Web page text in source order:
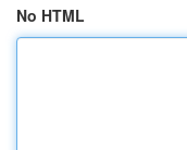
No HTML